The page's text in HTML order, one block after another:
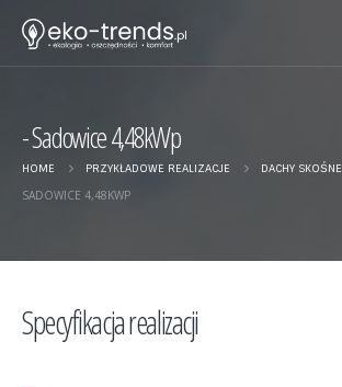
Sadowice 4,48kWp
HOME PRZYKŁADOWE REALIZACJE DACHY SKOŚNE
SADOWICE 4,48KWP
Specyfikacja realizacji